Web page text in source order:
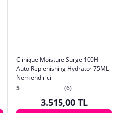
Clinique Moisture Surge 100H
Auto-Replenishing Hydrator 75ML
Nemlendirici
5
(6)
3.515,00 TL